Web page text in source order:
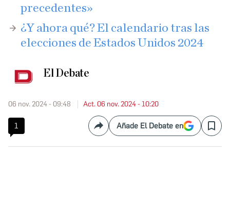
precedentes»
¿Y ahora qué? El calendario tras las
elecciones de Estados Unidos 2024
El Debate
06 nov. 2024 - 09:48 Act. 06 nov. 2024 - 10:20
1 CompartirAñade El Debate en Save